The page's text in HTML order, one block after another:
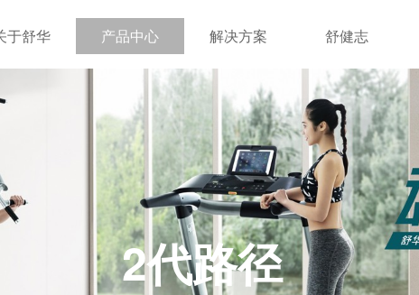
于舒华 产品中心 解决方案 舒健志
2代路径